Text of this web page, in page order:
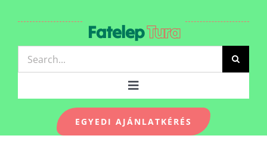
FatelepTura
Keresés...
Toggle
Navigation
EGYEDI AJÁNLATKÉRÉS